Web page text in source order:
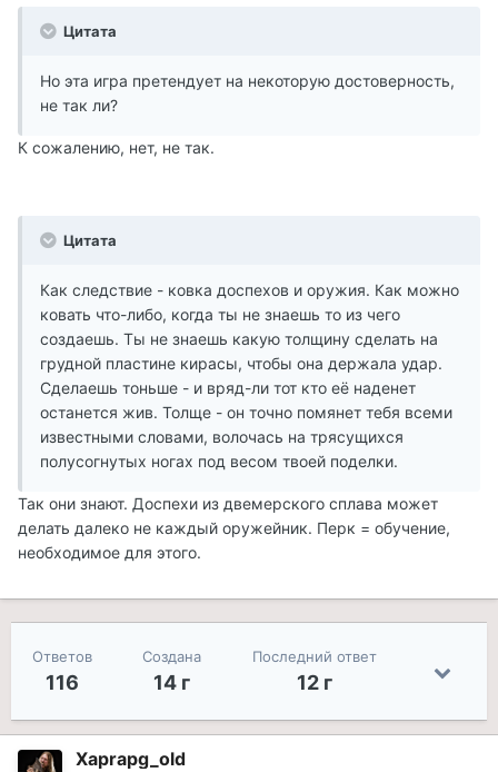
Цитата
Но эта игра претендует на некоторую достоверность,
не так ли?
К сожалению, нет, не так.
Цитата
Как следствие - ковка доспехов и оружия. Как можно
ковать что-либо, когда ты не знаешь то из чего
создаешь. Ты не знаешь какую толщину сделать на
грудной пластине кирасы, чтобы она держала удар.
Сделаешь тоньше - и вряд-ли тот кто её наденет
останется жив. Толще - он точно помянет тебя всеми
известными словами, волочась на трясущихся
полусогнутых ногах под весом твоей поделки.
Так они знают. Доспехи из двемерского сплава может
делать далеко не каждый оружейник. Перк = обучение,
необходимое для этого.
Ответов
116
Создана
14 г
Последний ответ
12 г
Xaprapg_old